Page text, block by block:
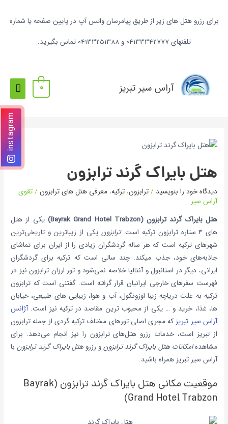
برای رزرو هتل های زیر از طریق پیامرسان واتس آپ در پایین صفحه یا شماره
تلفنهای 04133342777 و 04133251388 تماس بگیرید.
آراس سیر تبریز 0
هتل بایراک گرند ترابزون
دیدگاه‌ خود را بنویسید /ترابزون،ترکیه،معرفی هتل های ترابزون /تقوی
آراس سیر
هتل بایراک گرند ترابزون (Bayrak Grand Hotel Trabzon)
یکی از هتل‌
های 4 ستاره ترابزون ترکیه است.
ترابزون یکی از زیباترین و تاریخی‌ترین
شهرهای ترکیه است که هر ساله گردشگران زیادی را از ایران برای تماشای
جاذبه‌های خود، جذب میکند. چند سالی است که ترکیه برای گردشگران
ایرانی، دیگر در استانبول و آنتالیا خلاصه نمی‌شود و تور ارزان ترابزون نیز در
فهرست سفرهای خارجی ایرانیان قرار گرفته است. گفتنی است که ترابزون
ترکیه به علت دریاچه زیبا اوزونگول، آب و هوا، زیبایی های طبیعی، خیابان
ها، غذا، خرید و … یکی از محبوب ترین مقاصد در ترکیه نیز است. آژانس
آراس سیر تبریز که مجری اصلی تورهای مختلف ترکیه گردی از جمله ترابزون
از تبریز است، خدمات رزرو هتل‌های ترابزون را نیز انجام می‌دهد. برای
مشاهدهامکانات هتل بایراک گرند ترابزونو رزروهتل بایراک گرند ترابزون با
آراس سیر تبریز همراه باشید.
موقعیت مکانی هتل بایراک گرند ترابزون (Bayrak
Grand Hotel Trabzon)
instagram